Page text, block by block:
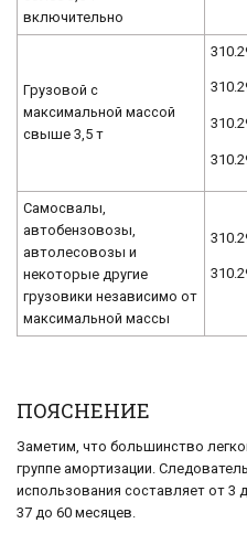
включительно
Грузовой с
максимальной массой
свыше 3,5 т
Самосвалы,
автобензовозы,
автолесовозы и
некоторые другие
грузовики независимо от
максимальной массы
ПОЯСНЕНИЕ
Заметим, что большинство
группе амортизации.
использования составляет от 3
37 до 60 месяцев.